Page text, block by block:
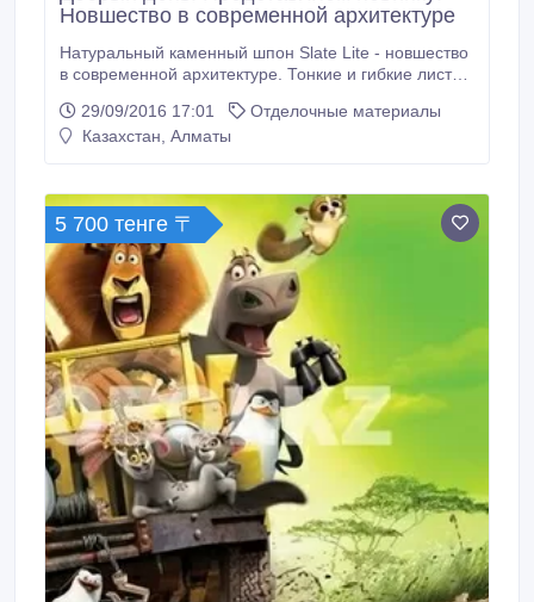
Новшество в современной архитектуре
Натуральный каменный шпон Slate Lite - новшество
в современной архитектуре. Тонкие и гибкие листы
наружной облицовки, а также для декорирования
мебели.Каменный шпон Slate Lite производства
из массива сланца.
29/09/2016 17:01
Отделочные материалы
Казахстан, Алматы
5 700 тенге 〒